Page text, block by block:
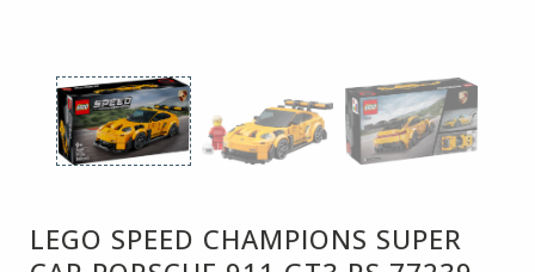
LEGO SPEED CHAMPIONS SUPER